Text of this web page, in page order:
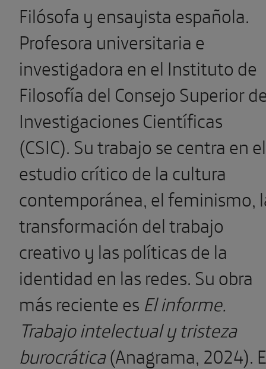
Filósofa y ensayista española.
Profesora universitaria e
investigadora en el Instituto de
Filosofía del Consejo Superior
Investigaciones Científicas
(CSIC). Su trabajo se centra en el
estudio crítico de la cultura
contemporánea, el feminismo,
transformación del trabajo
creativo y las políticas de la
identidad en las redes. Su obra
más reciente es El informe.
Trabajo intelectual y tristeza
burocrática(Anagrama, 2024).